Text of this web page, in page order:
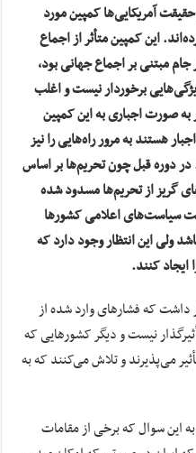
آمریکایی‌ها کمپین مورد
این کمپین متأثر از اجماع
مبتنی بر اجماع جهانی بود،
برخوردار نیست و اغلب
صورت اجباری به این کمپین
هستند به مرور راه‌هایی را نیز
در دوره قبل چون تحریم‌ها بر اساس
گریز از تحریم‌ها مسدود شده
سیاست‌های اعلامی کشورها
ولی این انتظار وجود دارد که
ایجاد کنند.
داشت که فشارهای وارد شده از
نیست و دیگر کشورهایی که
می‌پذیرند و تلاش می‌کنند که به
این سوال که برخی از مقامات